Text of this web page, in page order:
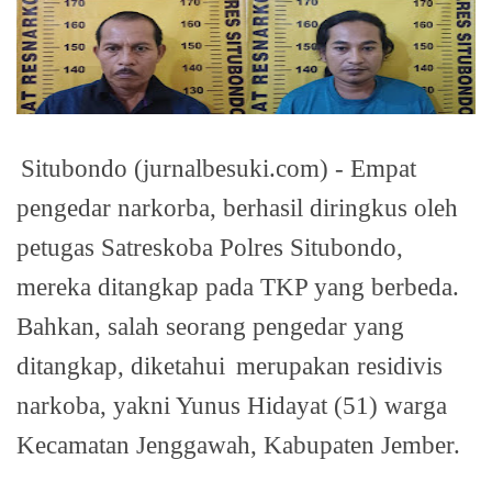
Situbondo (jurnalbesuki.com) - Empat
pengedar narkorba, berhasil diringkus oleh
petugas Satreskoba Polres Situbondo,
mereka ditangkap pada TKP yang berbeda.
Bahkan, salah seorang pengedar yang
ditangkap, diketahui merupakan residivis
narkoba, yakni Yunus Hidayat (51) warga
Kecamatan Jenggawah, Kabupaten Jember.